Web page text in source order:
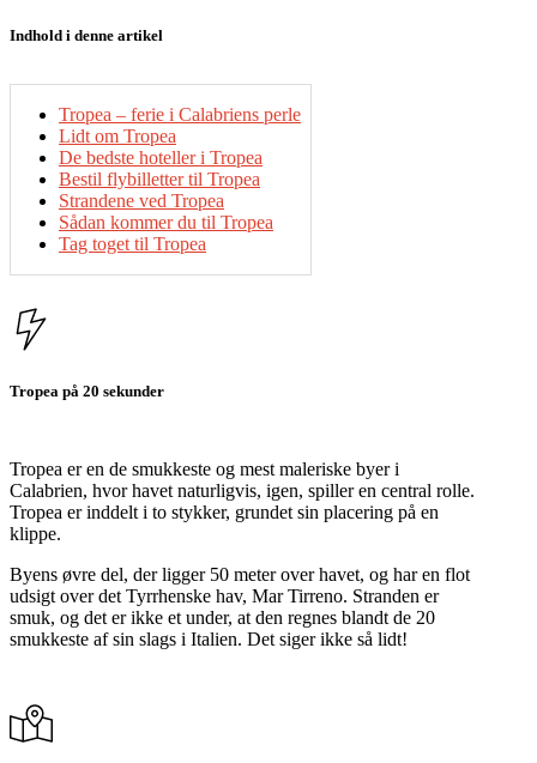
Indhold i denne artikel
Tropea – ferie i Calabriens perle
Lidt om Tropea
De bedste hoteller i Tropea
Bestil flybilletter til Tropea
Strandene ved Tropea
Sådan kommer du til Tropea
Tag toget til Tropea
Tropea på 20 sekunder
Tropea er en de smukkeste og mest maleriske byer i
Calabrien, hvor havet naturligvis, igen, spiller en central rolle.
Tropea er inddelt i to stykker, grundet sin placering på en
klippe.
Byens øvre del, der ligger 50 meter over havet, og har en flot
udsigt over det Tyrrhenske hav, Mar Tirreno. Stranden er
smuk, og det er ikke et under, at den regnes blandt de 20
smukkeste af sin slags i Italien. Det siger ikke så lidt!